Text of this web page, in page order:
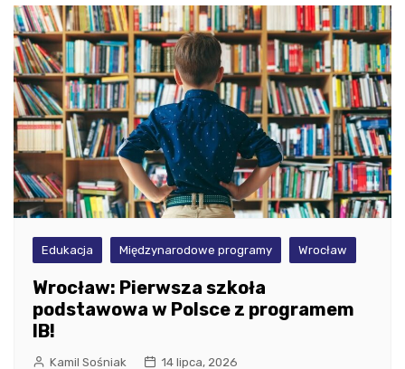
Edukacja Międzynarodowe programy Wrocław
Wrocław: Pierwsza szkoła
podstawowa w Polsce z programem
IB!
Kamil Sośniak 14 lipca, 2026